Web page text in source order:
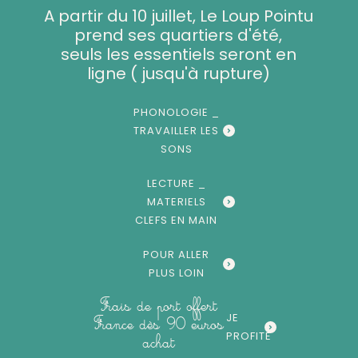
A partir du 10 juillet, Le Loup Pointu
prend ses quartiers d'été,
seuls les essentiels seront en
ligne ( jusqu'à rupture)
PHONOLOGIE _
TRAVAILLER LES
SONS
LECTURE _
MATERIELS
CLEFS EN MAIN
POUR ALLER
PLUS LOIN
Frais de port offert
France dès 90 euros
achat
JE
PROFITE